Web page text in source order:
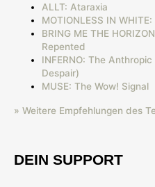
ALLT: Ataraxia
MOTIONLESS IN
BRING ME THE
Repented
INFERNO: The
Despair)
MUSE: The Wow! Signal
» Weitere Empfehlungen des
DEIN SUPPORT